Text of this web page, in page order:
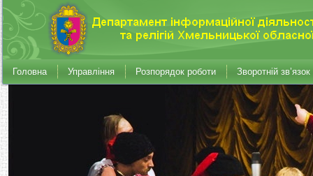
Головна Управління Розпорядок роботи Зворотній зв’язок